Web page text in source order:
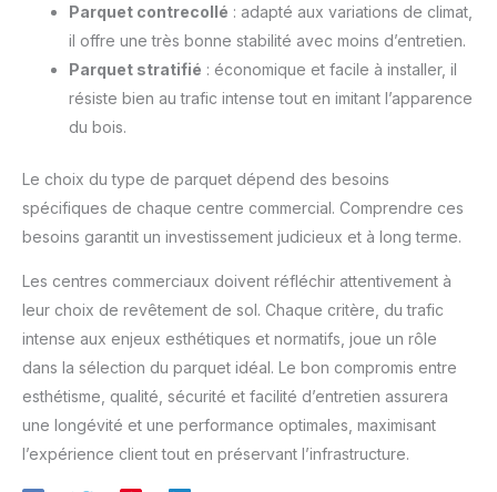
Parquet contrecollé : adapté aux variations de climat,
il offre une très bonne stabilité avec moins d’entretien.
Parquet stratifié : économique et facile à installer, il
résiste bien au trafic intense tout en imitant l’apparence
du bois.
Le choix du type de parquet dépend des besoins
spécifiques de chaque centre commercial. Comprendre ces
besoins garantit un investissement judicieux et à long terme.
Les centres commerciaux doivent réfléchir attentivement à
leur choix de revêtement de sol. Chaque critère, du trafic
intense aux enjeux esthétiques et normatifs, joue un rôle
dans la sélection du parquet idéal. Le bon compromis entre
esthétisme, qualité, sécurité et facilité d’entretien assurera
une longévité et une performance optimales, maximisant
l’expérience client tout en préservant l’infrastructure.